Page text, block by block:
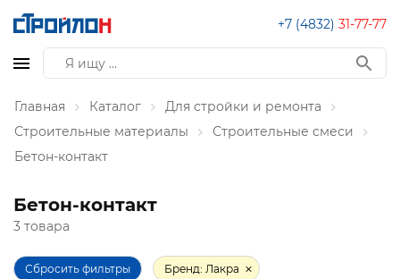
+7 (4832) 31-77-77
Главная Каталог
Для стройки и ремонта
Строительные материалы
Строительные смеси
Бетон-контакт
Бетон-контакт
3 товара
Сбросить фильтры Бренд: Лакра